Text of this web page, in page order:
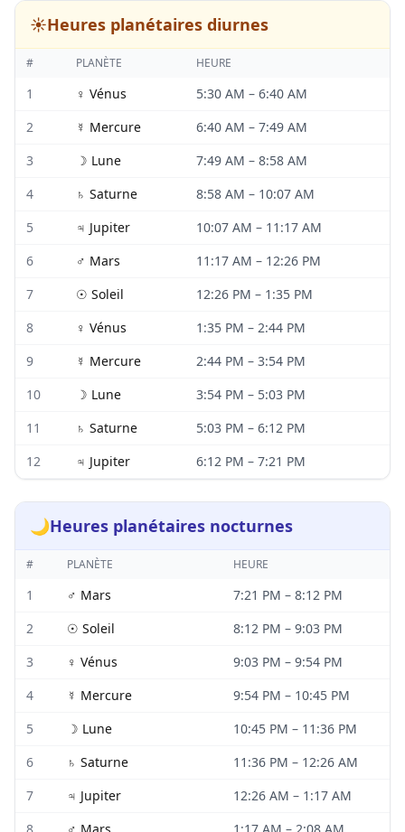
☀️Heures planétaires diurnes
# PLANÈTE HEURE
1 ♀ Vénus 5:30 AM – 6:40 AM
2
☿ Mercure 6:40 AM – 7:49 AM
3
☽ Lune 7:49 AM – 8:58 AM
4
♄ Saturne 8:58 AM – 10:07 AM
5
♃ Jupiter 10:07 AM – 11:17 AM
6
♂ Mars 11:17 AM – 12:26 PM
7
☉ Soleil 12:26 PM – 1:35 PM
8
♀ Vénus 1:35 PM – 2:44 PM
9
☿ Mercure 2:44 PM – 3:54 PM
10
☽ Lune 3:54 PM – 5:03 PM
11
♄ Saturne 5:03 PM – 6:12 PM
12
♃ Jupiter 6:12 PM – 7:21 PM
🌙Heures planétaires nocturnes
# PLANÈTE HEURE
1 ♂ Mars 7:21 PM – 8:12 PM
2
☉ Soleil 8:12 PM – 9:03 PM
3
♀ Vénus 9:03 PM – 9:54 PM
4
☿ Mercure 9:54 PM – 10:45 PM
5
☽ Lune 10:45 PM – 11:36 PM
6
♄ Saturne 11:36 PM – 12:26 AM
7
♃ Jupiter 12:26 AM – 1:17 AM